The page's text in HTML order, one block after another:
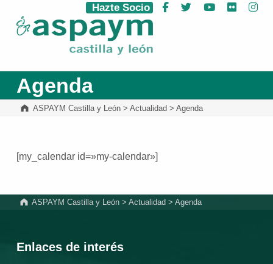
ASPAYM Castilla y León
Hazte Socio Facebook
Twitter YouTube
Flickr
Agenda
ASPAYM Castilla y León> Actualidad > Agenda
[my_calendar id=»my-calendar»]
ASPAYM Castilla y León >Actualidad >Agenda
Enlaces de interés